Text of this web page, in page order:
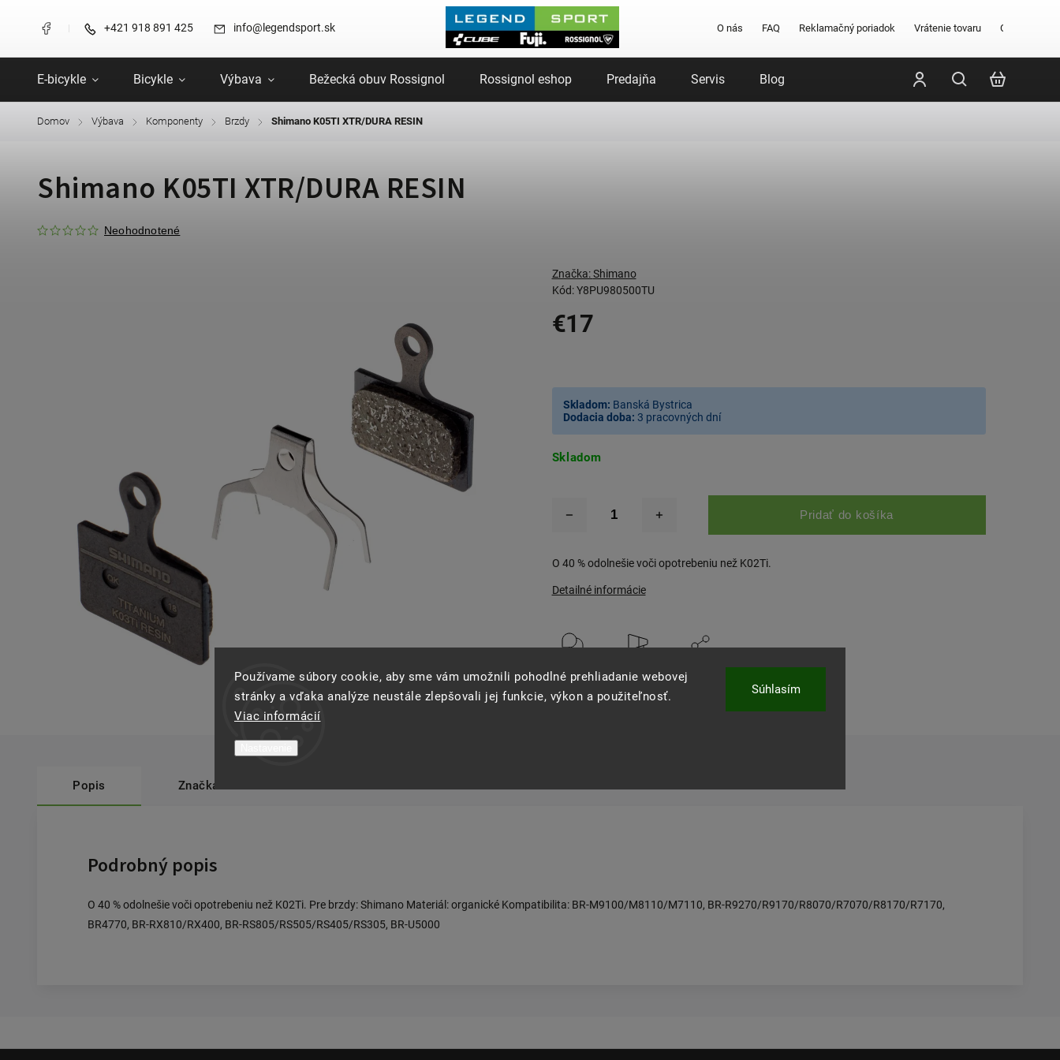
Používame súbory cookie, aby sme vám umožnili pohodlné prehliadanie webovej
stránky a vďaka analýze neustále zlepšovali jej funkcie, výkon a použiteľnosť.
Viac informácií
Súhlasím
+421 918 891 425 info@legendsport.sk O nás FAQ Reklamačný poriadok Vrátenie tovaru Obchodné
E-bicykle Bicykle Výbava Bežecká obuv Rossignol Rossignol eshop Predajňa Servis Blog Značky
Domov / Výbava / Komponenty / Brzdy / Shimano K05TI XTR/DURA RESIN
Shimano K05TI XTR/DURA RESIN
Neohodnotené
Kód: Y8PU980500TU
Značka:Shimano
€17
Skladom
Skladom: Banská Bystrica
Dodacia doba: 3 pracovných dní
Pridať do košíka
O 40 % odolnešie voči opotrebeniu než K02Ti.
Detailné informácie
Opýtať sa Strážiť Zdieľať
Popis Značka
Podrobný popis
O 40 % odolnešie voči opotrebeniu než K02Ti. Pre brzdy: Shimano Materiál: organické Kompatibilita: BR-M9100/M8110/M7110, BR-R9270/R9170/R8070/R7070/R8170/R7170,
BR4770, BR-RX810/RX400, BR-RS805/RS505/RS405/RS305, BR-U5000